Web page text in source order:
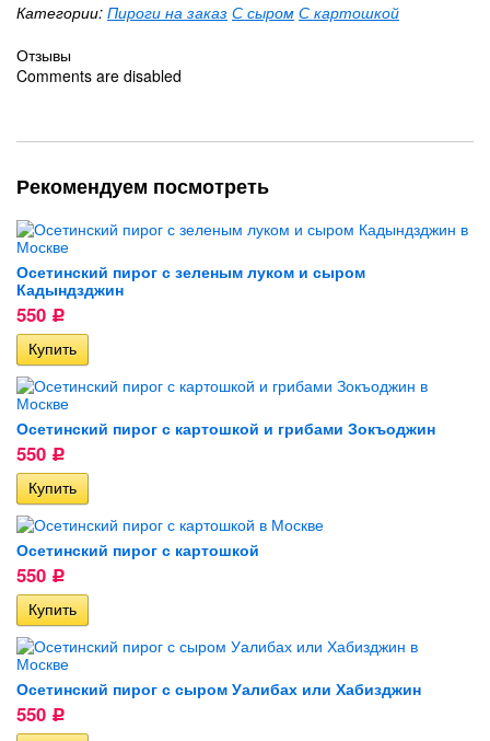
Приготовленный по всем канонам национальной кухни
поварами из Осетии, он ничем не уступает домашнему: такой
же горячий, сочный и сытный.
Отваренный в мундире и размятый картофель
Соль, специи
Растительное масло
Не только осетинам полюбился картофджин: осетинский пирог
с удовольствием покупают у нас и другие жители Москвы –
студенты, офисные сотрудники и просто любители вкусно
поесть, не тратя на приготовление еды много времени.
Категории: Пироги на заказ С сыром С картошкой
Отзывы
Comments are disabled
Рекомендуем посмотреть
Осетинский пирог с зеленым луком и сыром
Кадындзджин
550 Р
Осетинский пирог с картошкой и грибами Зокъоджин
550 Р
Осетинский пирог с картошкой
550 Р
Осетинский пирог с сыром Уалибах или Хабизджин
550 Р